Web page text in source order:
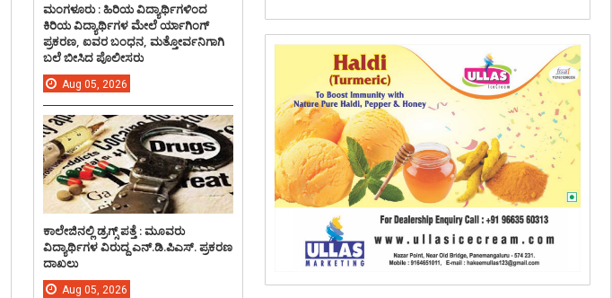
ಮಂಗಳೂರು : ಹಿರಿಯ ವಿದ್ಯಾರ್ಥಿಗಳಿಂದ
ಕಿರಿಯ ವಿದ್ಯಾರ್ಥಿಗಳ ಮೇಲೆ ರ್ಯಾಗಿಂಗ್
ಪ್ರಕರಣ, ಐವರ ಬಂಧನ, ಮತ್ತೋರ್ವನಿಗಾಗಿ
ಬಲೆ ಬೀಸಿದ ಪೊಲೀಸರು
Aug 05, 2026
ಕಾಲೇಜಿನಲ್ಲಿ ಡ್ರಗ್ಸ್ ಪತ್ತೆ : ಮೂವರು
ವಿದ್ಯಾರ್ಥಿಗಳ ವಿರುದ್ದ ಎನ್.ಡಿ.ಪಿಎಸ್. ಪ್ರಕರಣ
ದಾಖಲು
Aug 05, 2026